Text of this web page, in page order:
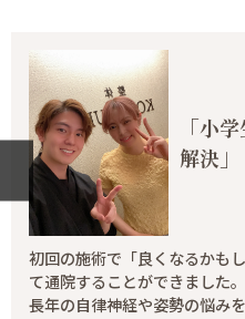
「小
解決」
初回の施術で「良くなるかも
て通院することができました。
長年の自律神経や姿勢の悩み